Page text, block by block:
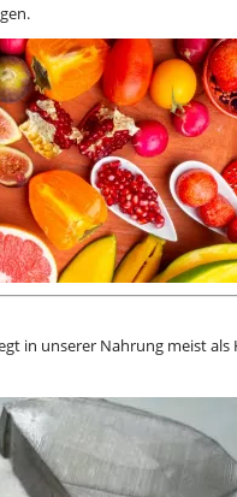
in unserer Nahrung meist als